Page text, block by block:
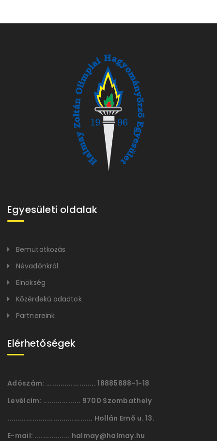
Egyesületi oldalak
Bemutatkozás
Névadónkról
Elnökség
Közérdekű adadtok
Partnereink
Elérhetőségek
Adószám: ........................ 18885888-1-18
Levélcím: .................. 9700 Szombathely
......................................... Hollán Ernõ u. 13.
E-mail: ................. halmay@halmay.hu